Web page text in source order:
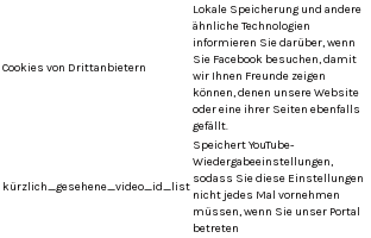
Cookies von Drittanbietern
Lokale Speicherung und andere
ähnliche Technologien
informieren Sie darüber, wenn
Sie Facebook besuchen, damit
wir Ihnen Freunde zeigen
können, denen unsere Website
oder eine ihrer Seiten ebenfalls
gefällt.
kürzlich_gesehene_video_id_list
Speichert YouTube-
Wiedergabeeinstellungen,
sodass Sie diese Einstellungen
nicht jedes Mal vornehmen
müssen, wenn Sie unser Portal
betreten